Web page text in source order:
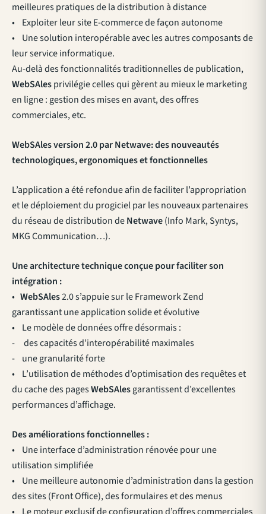
meilleures pratiques de la distribution à distance
• Exploiter leur site E-commerce de façon autonome
• Une solution interopérable avec les autres composants de
leur service informatique.
Au-delà des fonctionnalités traditionnelles de publication,
WebSAlesprivilégie celles qui gèrent au mieux le marketing
en ligne : gestion des mises en avant, des offres
commerciales, etc.
WebSAles version 2.0 par Netwave: des nouveautés
technologiques, ergonomiques et fonctionnelles
L’application a été refondue afin de faciliter l’appropriation
et le déploiement du progiciel par les nouveaux partenaires
du réseau de distribution deNetwave(Info Mark, Syntys,
MKG Communication…).
Une architecture technique conçue pour faciliter son
intégration :
• WebSAles2.0 s’appuie sur le Framework Zend
garantissant une application solide et évolutive
• Le modèle de données offre désormais :
- des capacités d’interopérabilité maximales
- une granularité forte
• L’utilisation de méthodes d’optimisation des requêtes et
du cache des pagesWebSAlesgarantissent d’excellentes
performances d’affichage.
Des améliorations fonctionnelles :
• Une interface d’administration rénovée pour une
utilisation simplifiée
• Une meilleure autonomie d’administration dans la gestion
des sites (Front Office), des formulaires et des menus